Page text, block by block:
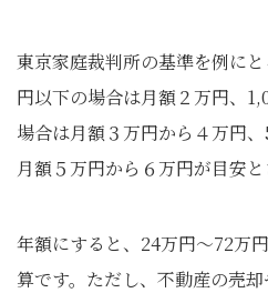
東京家庭裁判所の基準を例に
円以下の場合は月額２万円、
場合は月額３万円から４万円
月額５万円から６万円が目安と
年額にすると、24万円～72万
算です。ただし、不動産の売